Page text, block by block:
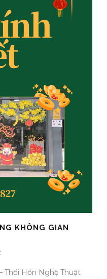
KHÔNG GIAN
Thổi Hồn Nghệ Thuật